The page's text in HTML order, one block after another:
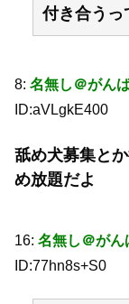
付き合うっ
8: 名無し＠がん
ID:aVLgkE400
舐め犬募集と
め放題だよ
16: 名無し＠がん
ID:77hn8s+S0